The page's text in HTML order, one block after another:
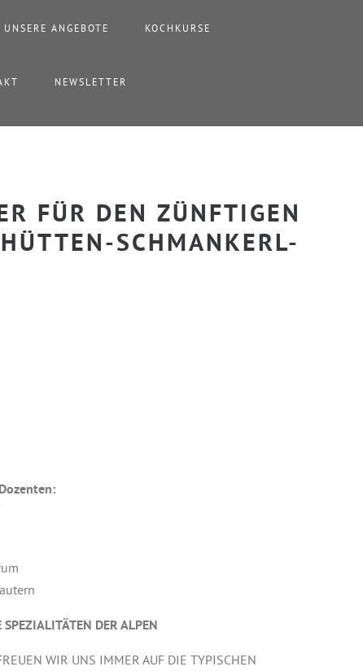
UNSERE ANGEBOTE KOCHKURSE
NEWSLETTER
FÜR DEN ZÜNFTIGEN B
SCHMANKERL-K
SPEZIALITÄTEN DER ALPEN
WIR UNS IMMER AUF DIE TYPISCHEN